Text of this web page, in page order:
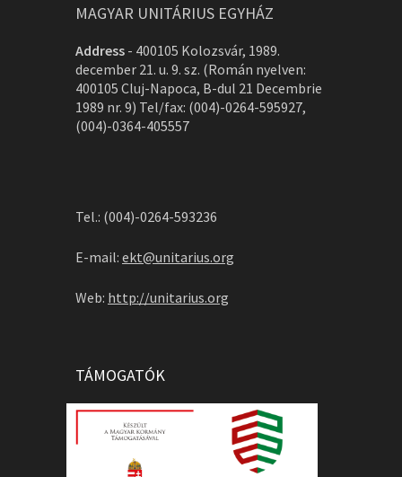
MAGYAR UNITÁRIUS EGYHÁZ
Address - 400105 Kolozsvár, 1989.
december 21. u. 9. sz. (Román nyelven:
400105 Cluj-Napoca, B-dul 21 Decembrie
1989 nr. 9) Tel/fax: (004)-0264-595927,
(004)-0364-405557
Tel.: (004)-0264-593236
E-mail: ekt@unitarius.org
Web: http://unitarius.org
TÁMOGATÓK